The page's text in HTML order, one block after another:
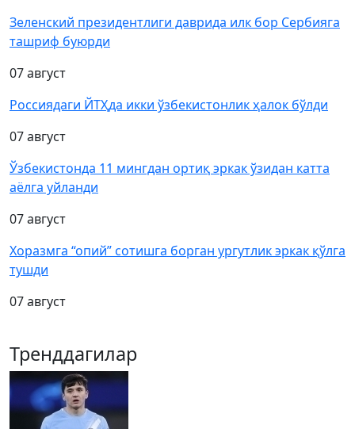
Зеленский президентлиги даврида илк бор Сербияга
ташриф буюрди
07 август
Россиядаги ЙТҲда икки ўзбекистонлик ҳалок бўлди
07 август
Ўзбекистонда 11 мингдан ортиқ эркак ўзидан катта
аёлга уйланди
07 август
Хоразмга “опий” сотишга борган ургутлик эркак қўлга
тушди
07 август
Тренддагилар